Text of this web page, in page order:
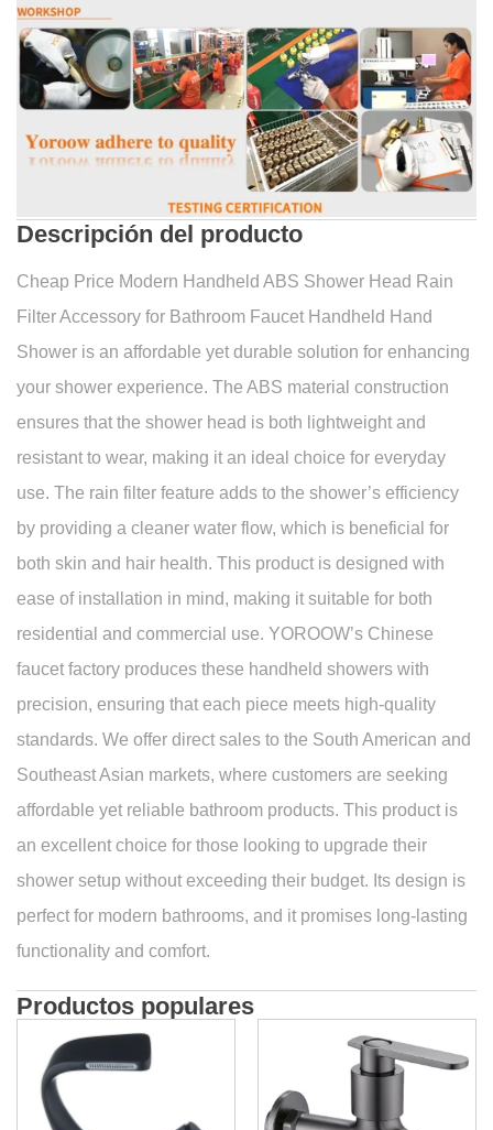
Descripción del producto
Cheap Price Modern Handheld ABS Shower Head Rain
Filter Accessory for Bathroom Faucet Handheld Hand
Shower is an affordable yet durable solution for enhancing
your shower experience. The ABS material construction
ensures that the shower head is both lightweight and
resistant to wear, making it an ideal choice for everyday
use. The rain filter feature adds to the shower’s efficiency
by providing a cleaner water flow, which is beneficial for
both skin and hair health. This product is designed with
ease of installation in mind, making it suitable for both
residential and commercial use. YOROOW’s Chinese
faucet factory produces these handheld showers with
precision, ensuring that each piece meets high-quality
standards. We offer direct sales to the South American and
Southeast Asian markets, where customers are seeking
affordable yet reliable bathroom products. This product is
an excellent choice for those looking to upgrade their
shower setup without exceeding their budget. Its design is
perfect for modern bathrooms, and it promises long-lasting
functionality and comfort.
Productos populares